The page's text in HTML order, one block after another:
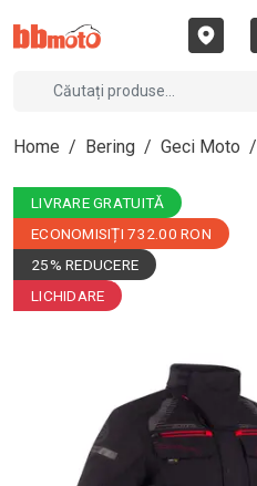
Home / Bering / Geci Moto /
LIVRARE GRATUITĂ
ECONOMISIȚI 732.00 RON
25% REDUCERE
LICHIDARE